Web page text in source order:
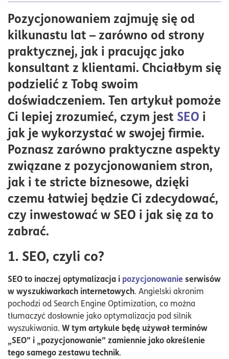
2. Kiedy SEO się opłaca?
3. Co składa się na koszty pozycjonowania
4. Pozycjonować samodzielnie czy zlecać SEO na
zewnątrz?
5. Co powinna zawierać dobra umowa?
6. Jak się przygotować do kampanii SEO
7. Ile trzeba czekać na efekty pozycjonowania?
8. Czy SEO wystarczy, czy postawić na inne kanały?
9. Jakie są najnowsze trendy w SEO?
10. Czy SGE/AI chaty zakończą SEO?
Pozycjonowaniem zajmuję się od
kilkunastu lat – zarówno od strony
praktycznej, jak i pracując jako
konsultant z klientami. Chciałbym się
podzielić z Tobą swoim
doświadczeniem. Ten artykuł pomoże
Ci lepiej zrozumieć, czym jest SEO i
jak je wykorzystać w swojej firmie.
Poznasz zarówno praktyczne aspekty
związane z pozycjonowaniem stron,
jak i te stricte biznesowe, dzięki
czemu łatwiej będzie Ci zdecydować,
czy inwestować w SEO i jak się za to
zabrać.
1. SEO, czyli co?
SEO to inaczej optymalizacja i pozycjonowanieserwisów
w wyszukiwarkach internetowych. Angielski akronim
pochodzi od Search Engine Optimization, co można
tłumaczyć dosłownie jako optymalizacja pod silnik
wyszukiwania. W tym artykule będę używał terminów
„SEO” i „pozycjonowanie” zamiennie jako określenie
tego samego zestawu technik.